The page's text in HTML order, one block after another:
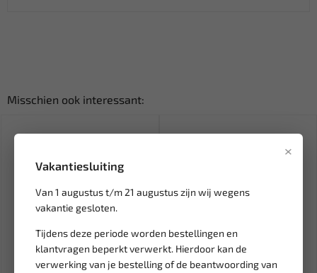
×
Vakantiesluiting
Van 1 augustus t/m 21 augustus zijn wij wegens
vakantie gesloten.
Tijdens deze periode worden bestellingen en
klantvragen beperkt verwerkt. Hierdoor kan de
verwerking van je bestelling of de beantwoording van
Misschien ook interessant:
Leverbaar Leverbaar